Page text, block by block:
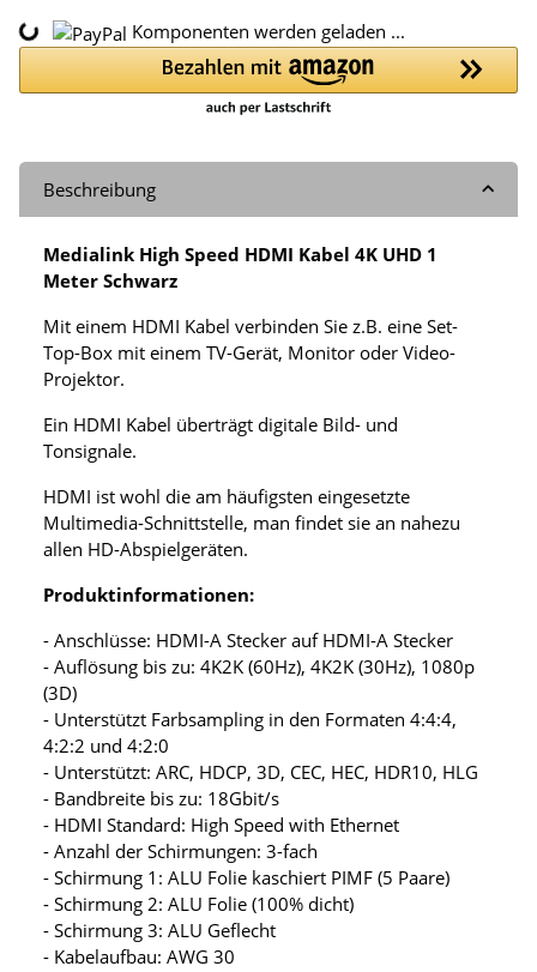
Loading... Komponenten werden geladen ...
Beschreibung
Medialink High Speed HDMI Kabel 4K UHD 1
Meter Schwarz
Mit einem HDMI Kabel verbinden Sie z.B. eine Set-
Top-Box mit einem TV-Gerät, Monitor oder Video-
Projektor.
Ein HDMI Kabel überträgt digitale Bild- und
Tonsignale.
HDMI ist wohl die am häufigsten eingesetzte
Multimedia-Schnittstelle, man findet sie an nahezu
allen HD-Abspielgeräten.
Produktinformationen:
- Anschlüsse: HDMI-A Stecker auf HDMI-A Stecker
- Auflösung bis zu: 4K2K (60Hz), 4K2K (30Hz), 1080p
(3D)
- Unterstützt Farbsampling in den Formaten 4:4:4,
4:2:2 und 4:2:0
- Unterstützt: ARC, HDCP, 3D, CEC, HEC, HDR10, HLG
- Bandbreite bis zu: 18Gbit/s
- HDMI Standard: High Speed with Ethernet
- Anzahl der Schirmungen: 3-fach
- Schirmung 1: ALU Folie kaschiert PIMF (5 Paare)
- Schirmung 2: ALU Folie (100% dicht)
- Schirmung 3: ALU Geflecht
- Kabelaufbau: AWG 30